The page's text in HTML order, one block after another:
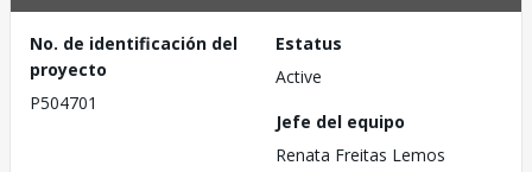
No. de identificación del
proyecto
P504701
Estatus
Active
Jefe del equipo
Renata Freitas Lemos